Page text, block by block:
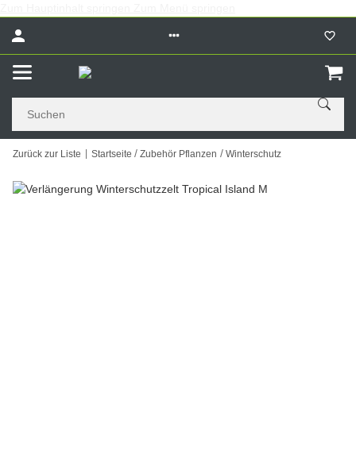
Zurück zur Liste Startseite Zubehör Pflanzen Winterschutz